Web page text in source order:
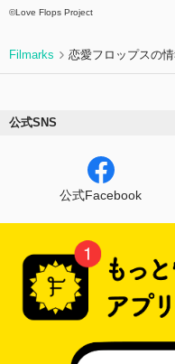
©Love Flops Project
Filmarks 恋愛フロップスの
公式SNS
公式Facebook